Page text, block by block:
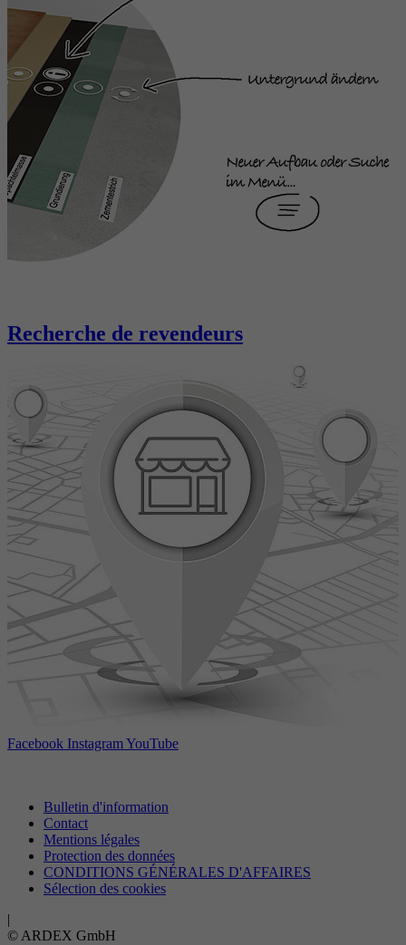
Recherche de revendeurs
Facebook InstagramYouTube
Bulletin d'information
Contact
Mentions légales
Protection des données
CONDITIONS GÉNÉRALES D'AFFAIRES
Sélection des cookies
|
© ARDEX GmbH